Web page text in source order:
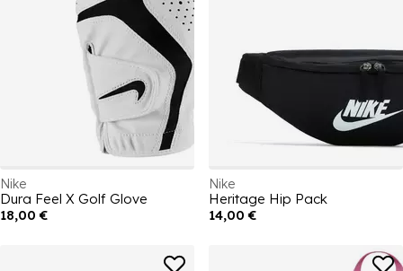
Nike
Dura Feel X Golf Glove
18,00 €
Nike
Heritage Hip Pack
14,00 €